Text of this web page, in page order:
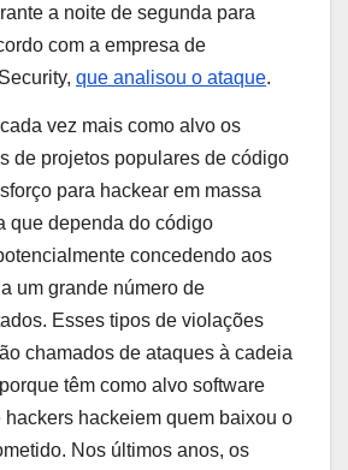
a noite de segunda para
com a empresa de
que analisou o ataque.
vez mais como alvo os
de projetos populares de código
para hackear em massa
que dependa do código
concedendo aos
um grande número de
Esses tipos de violações
chamados de ataques à cadeia
têm como alvo software
hackers hackeiem quem baixou o
Nos últimos anos, os